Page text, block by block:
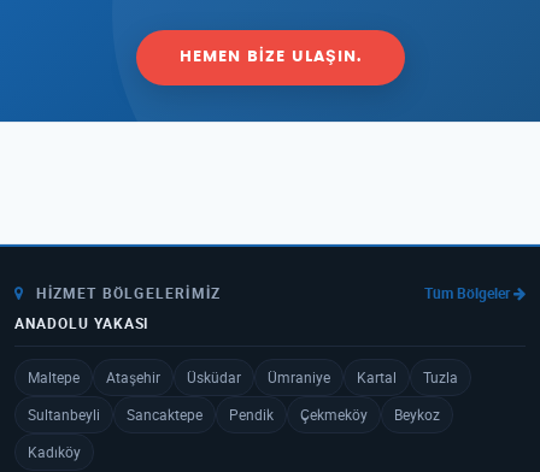
HEMEN BIZE ULAŞIN.
HIZMET BÖLGELERIMIZ
Tüm Bölgeler
ANADOLU YAKASI
Maltepe Ataşehir Üsküdar Ümraniye Kartal
Tuzla
Sultanbeyli
Sancaktepe Pendik Çekmeköy
Beykoz
Kadıköy